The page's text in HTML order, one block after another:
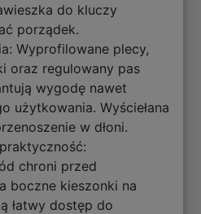
do kluczy
porządek.
Wyprofilowane plecy,
oraz regulowany pas
wygodę nawet
użytkowania. Wyściełana
w dłoni.
chroni przed
boczne kieszonki na
łatwy dostęp do